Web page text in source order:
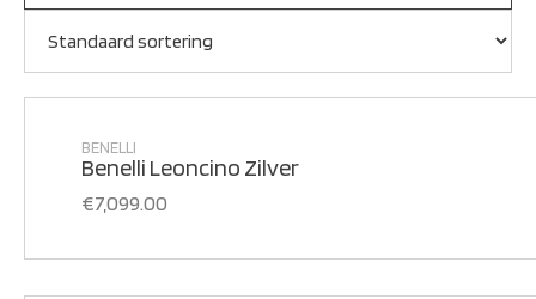
BENELLI
Benelli Leoncino Zilver
€7,099.00